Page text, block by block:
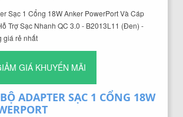
Sạc 1 Cổng 18W Anker PowerPort Và Cáp
Trợ Sạc Nhanh QC 3.0 - B2013L11 (Đen) -
giá rẻ nhất
GIÁ KHUYẾN MÃI
ADAPTER SẠC 1 CỔNG 18W